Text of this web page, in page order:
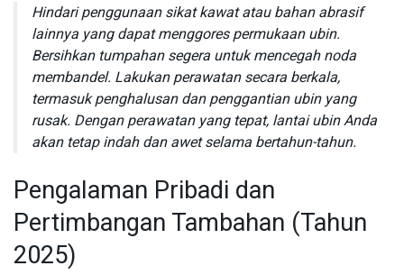
Hindari penggunaan sikat kawat atau bahan abrasif
lainnya yang dapat menggores permukaan ubin.
Bersihkan tumpahan segera untuk mencegah noda
membandel. Lakukan perawatan secara berkala,
termasuk penghalusan dan penggantian ubin yang
rusak. Dengan perawatan yang tepat, lantai ubin Anda
akan tetap indah dan awet selama bertahun-tahun.
Pengalaman Pribadi dan
Pertimbangan Tambahan (Tahun
2025)